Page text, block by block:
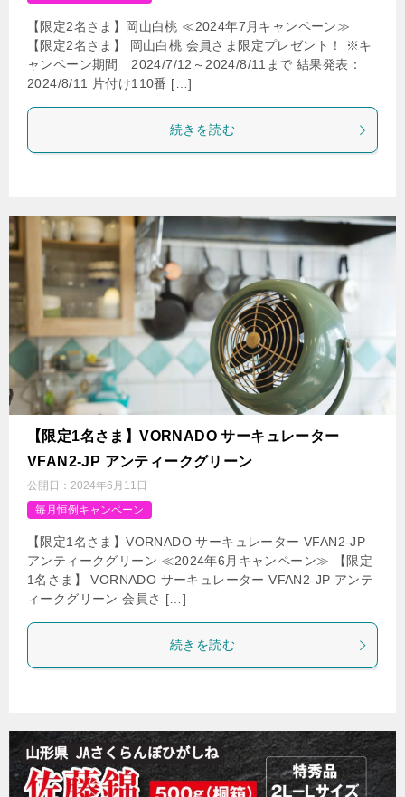
【限定2名さま】岡山白桃 ≪2024年7月キャンペーン≫
【限定2名さま】 岡山白桃 会員さま限定プレゼント！ ※キ
ャンペーン期間 2024/7/12～2024/8/11まで 結果発表：
2024/8/11 片付け110番 […]
続きを読む
【限定1名さま】VORNADO サーキュレーター
VFAN2-JP アンティークグリーン
公開日： 2024年6月11日
毎月恒例キャンペーン
【限定1名さま】VORNADO サーキュレーター VFAN2-JP
アンティークグリーン ≪2024年6月キャンペーン≫ 【限定
1名さま】 VORNADO サーキュレーター VFAN2-JP アンテ
ィークグリーン 会員さ […]
続きを読む